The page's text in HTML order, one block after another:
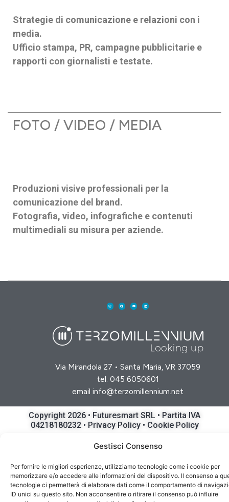
Gestisci Consenso
Per fornire le migliori esperienze, utilizziamo tecnologie come i cookie per
memorizzare e/o accedere alle informazioni del dispositivo. Il consenso a
tecnologie ci permetterà di elaborare dati come il comportamento di
ID unici su questo sito. Non acconsentire o ritirare il consenso può influire
Strategie di comunicazione e relazioni con i
media.
Ufficio stampa, PR, campagne pubblicitarie e
rapporti con giornalisti e testate.
FOTO / VIDEO / MEDIA
Produzioni visive professionali per la
comunicazione del brand.
Fotografia, video, infografiche e contenuti
multimediali su misura per aziende.
Via Mirandola 27 • Santa Maria, VR 37059
tel. 045 6050601
email info@terzomillennium.net
Copyright 2026 • Futuresmart SRL • Partita IVA
04218180232 • Privacy Policy • Cookie Policy